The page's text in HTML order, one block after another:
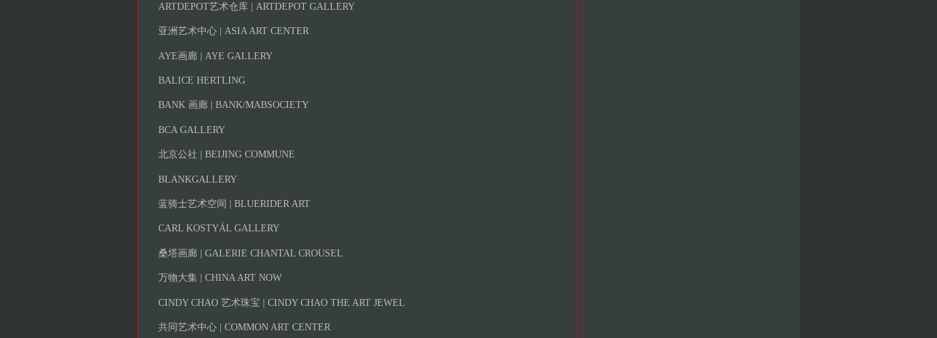
ARTDEPOT艺术仓库 | ARTDEPOT GALLERY
亚洲艺术中心 | ASIA ART CENTER
AYE画廊 | AYE GALLERY
BALICE HERTLING
BANK 画廊 | BANK/MABSOCIETY
BCA GALLERY
北京公社 | BEIJING COMMUNE
BLANKGALLERY
蓝骑士艺术空间 | BLUERIDER ART
CARL KOSTYÁL GALLERY
桑塔画廊 | GALERIE CHANTAL CROUSEL
万物大集 | CHINA ART NOW
CINDY CHAO 艺术珠宝 | CINDY CHAO THE ART JEWEL
共同艺术中心 | COMMON ART CENTER